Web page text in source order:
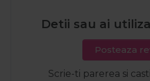
Detii sau ai
Posteaza
Scrie-ti parerea si